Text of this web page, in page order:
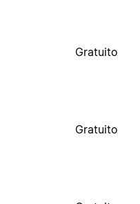
Gratuito
Gratuito